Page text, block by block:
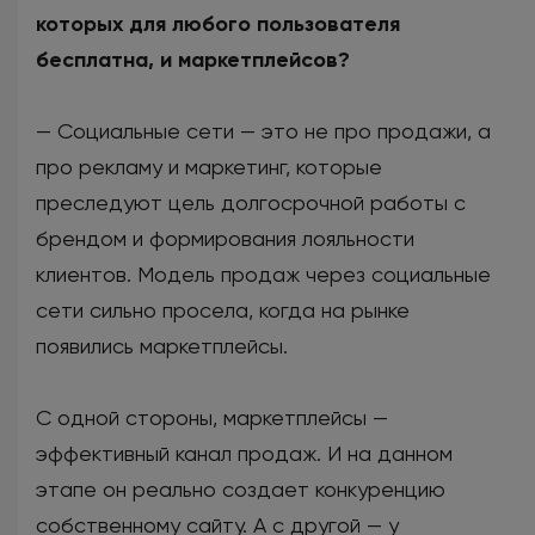
которых для любого пользователя
бесплатна, и маркетплейсов?
— Социальные сети — это не про продажи, а
про рекламу и маркетинг, которые
преследуют цель долгосрочной работы с
брендом и формирования лояльности
клиентов. Модель продаж через социальные
сети сильно просела, когда на рынке
появились маркетплейсы.
С одной стороны, маркетплейсы —
эффективный канал продаж. И на данном
этапе он реально создает конкуренцию
собственному сайту. А с другой — у